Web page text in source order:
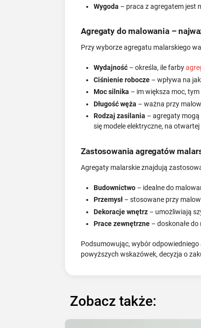
Wygoda – praca z agregatem jest
Agregaty do malowania –
Przy wyborze agregatu malarskiego
Wydajność– określa, ile farby
Ciśnienie robocze– wpływa na
Moc silnika – im większa moc,
Długość węża – ważna przy
Rodzaj zasilania – agregaty mogą
się modele elektryczne, na
Zastosowania agregatów
Agregaty malarskie znajdują
Budownictwo– idealne do
Przemysł– stosowane przy
Dekoracje wnętrz– umożliwiają
Prace zewnętrzne– doskonałe do
Podsumowując, wybór
powyższych wskazówek, decyzja o
Zobacz także: